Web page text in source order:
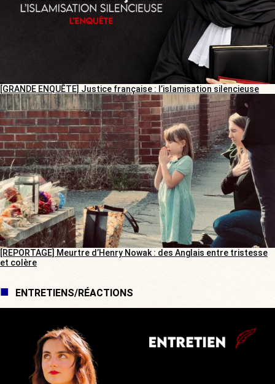
[GRANDE ENQUÊTE] Justice française : l’islamisation silencieuse
[REPORTAGE] Meurtre d’Henry Nowak : des Anglais entre tristesse
et colère
ENTRETIENS/RÉACTIONS